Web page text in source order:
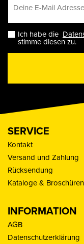
Ich habe die
stimme diesen zu.
SERVICE
Kontakt
Versand und Zahlung
Rücksendung
Kataloge & Broschüren
INFORMATION
AGB
Datenschutzerklärung